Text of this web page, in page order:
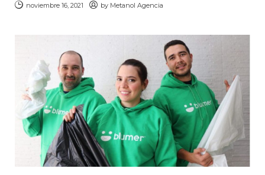
noviembre 16, 2021 by Metanol Agencia